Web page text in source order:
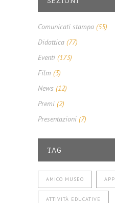
Comunicati stampa (55)
Didattica (77)
Eventi (173)
Film (3)
News (12)
Premi (2)
Presentazioni (7)
TAG
AMICO MUSEO APP
ATTIVITÀ EDUCATIVE